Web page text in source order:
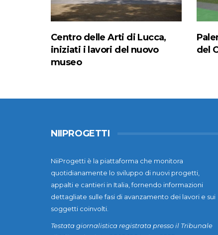
Centro delle Arti di Lucca,
iniziati i lavori del nuovo
museo
del
NIIPROGETTI
NiiProgetti è la piattaforma che monitora
quotidianamente lo sviluppo di nuovi progetti,
appalti e cantieri in Italia, fornendo informazioni
dettagliate sulle fasi di avanzamento dei lavori e sui
soggetti coinvolti.
Testata giornalistica registrata presso il Tribunale